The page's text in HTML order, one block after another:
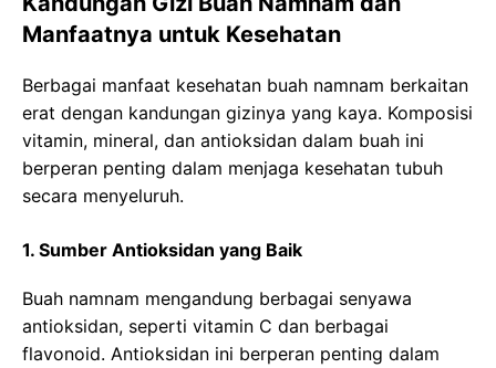
Manfaatnya untuk Kesehatan
Berbagai manfaat kesehatan buah namnam berkaitan
erat dengan kandungan gizinya yang kaya. Komposisi
vitamin, mineral, dan antioksidan dalam buah ini
berperan penting dalam menjaga kesehatan tubuh
secara menyeluruh.
1. Sumber Antioksidan yang Baik
Buah namnam mengandung berbagai senyawa
antioksidan, seperti vitamin C dan berbagai
flavonoid. Antioksidan ini berperan penting dalam